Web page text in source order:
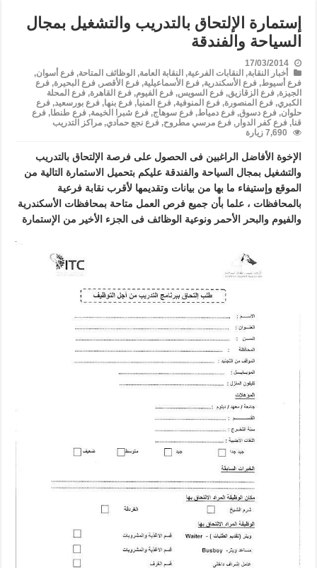
إستمارة الإلتحاق بالتدريب والتشغيل بمجال
السياحة والفندقة
17/03/2014
أخبار النقابة, النقابات الفرعية, النقابة العامة, الوظائف المتاحة,فرع أسوان,
فرع أسيوط,فرع الأسكندرية,فرع الأسماعيلية,فرع الأقصر,فرع البحيرة,فرع
الجيزة,فرع الزقازيق,فرع السويس,فرع الفيوم,فرع القاهرة,فرع المحلة
الكبري,فرع المنصورة,فرع المنوفية,فرع المنيا,فرع بنها,فرع بورسعيد,فرع
حلوان,فرع دسوق,فرع دمياط,فرع سوهاج,فرع شبرا الخيمة,فرع طنطا,فرع
قنا,فرع كفر الدوار,فرع مرسي مطروح,فرع نجع حمادي,مراكز التدريب
7,690 زيارة
الإخوة الأفاضل الراغبين فى الحصول على فرصة الإلتحاق بالتدريب
والتشغيل بمجال السياحة والفندقة عليكم بتحميل الاستمارة التالية من
الموقع وإستيفاء ما بها من بيانات وتقديمها لأقرب نقابة فرعية
بالمحافظات ، علما بأن جميع فرص العمل متاحة بمحافظات الأسكندرية
والفيوم والبحر الأحمر ونوعية الوظائف فى الجزء الأخير من الإستمارة